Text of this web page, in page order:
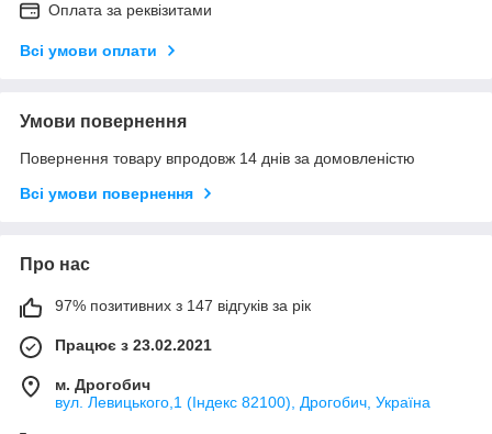
Оплата за реквізитами
Всі умови оплати
Умови повернення
Повернення товару впродовж 14 днів за домовленістю
Всі умови повернення
Про нас
97% позитивних з 147 відгуків за рік
Працює з 23.02.2021
м. Дрогобич
вул. Левицького,1 (Індекс 82100), Дрогобич, Україна